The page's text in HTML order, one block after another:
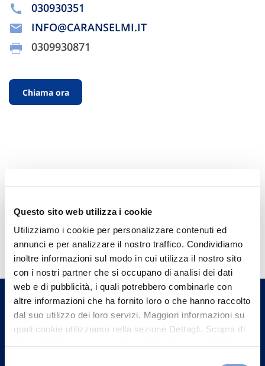
Questo sito web utilizza i cookie
Utilizziamo i cookie per personalizzare contenuti ed
annunci e per analizzare il nostro traffico. Condividiamo
inoltre informazioni sul modo in cui utilizza il nostro sito
con i nostri partner che si occupano di analisi dei dati
web e di pubblicità, i quali potrebbero combinarle con
altre informazioni che ha fornito loro o che hanno raccolto
dal suo utilizzo dei loro servizi. Maggiori informazioni su
quali cookie utilizziamo nella sezione Dettagli. Scopra di
030930351
INFO@CARANSELMI.IT
0309930871
Chiama ora
Hai bisogno di
informazioni?
Trova l'Agenzia più vicina a te e parla con
un nostro Agente.
Contattaci